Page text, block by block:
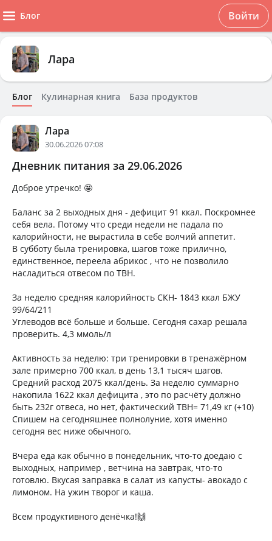
Блог Войти
Лара
Блог Кулинарная книга База продуктов
Лара
30.06.2026 07:08
Дневник питания за 29.06.2026
Доброе утречко! 🤩
Баланс за 2 выходных дня - дефицит 91 ккал. Поскромнее
себя вела. Потому что среди недели не падала по
калорийности, не вырастила в себе волчий аппетит.
В субботу была тренировка, шагов тоже прилично,
единственное, переела абрикос , что не позволило
насладиться отвесом по ТВН.
За неделю средняя калорийность СКН- 1843 ккал БЖУ
99/64/211
Углеводов всё больше и больше. Сегодня сахар решала
проверить. 4,3 ммоль/л
Активность за неделю: три тренировки в тренажёрном
зале примерно 700 ккал, в день 13,1 тысяч шагов.
Средний расход 2075 ккал/день. За неделю суммарно
накопила 1622 ккал дефицита , это по расчёту должно
быть 232г отвеса, но нет, фактический ТВН= 71,49 кг (+10)
Спишем на сегодняшнее полнолуние, хотя именно
сегодня вес ниже обычного.
Вчера еда как обычно в понедельник, что-то доедаю с
выходных, например , ветчина на завтрак, что-то
готовлю. Вкусая заправка в салат из капусты- авокадо с
лимоном. На ужин творог и каша.
Всем продуктивного денёчка!🙌